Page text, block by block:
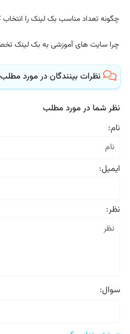
چگونه تعداد مناسب بک لینک را انتخاب
چرا سایت های آموزشی به بک لینک
نظرات بینندگان در مورد مطلب
نظر شما در مورد مطلب
نام:
ایمیل:
نظر:
سوال: